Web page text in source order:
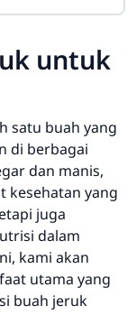
untuk
satu buah yang
di berbagai
dan manis,
kesehatan yang
juga
dalam
kami akan
utama yang
buah jeruk